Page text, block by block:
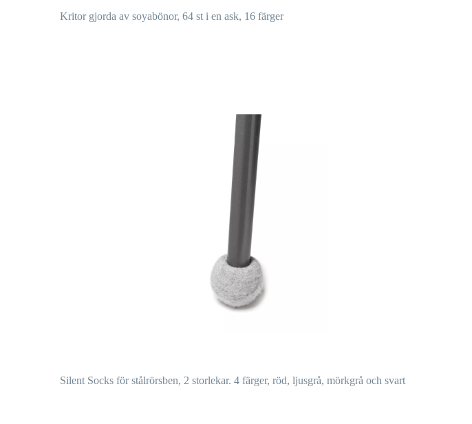
Kritor gjorda av soyabönor, 64 st i en ask, 16 färger
Silent Socks för stålrörsben, 2 storlekar. 4 färger, röd, ljusgrå, mörkgrå och svart